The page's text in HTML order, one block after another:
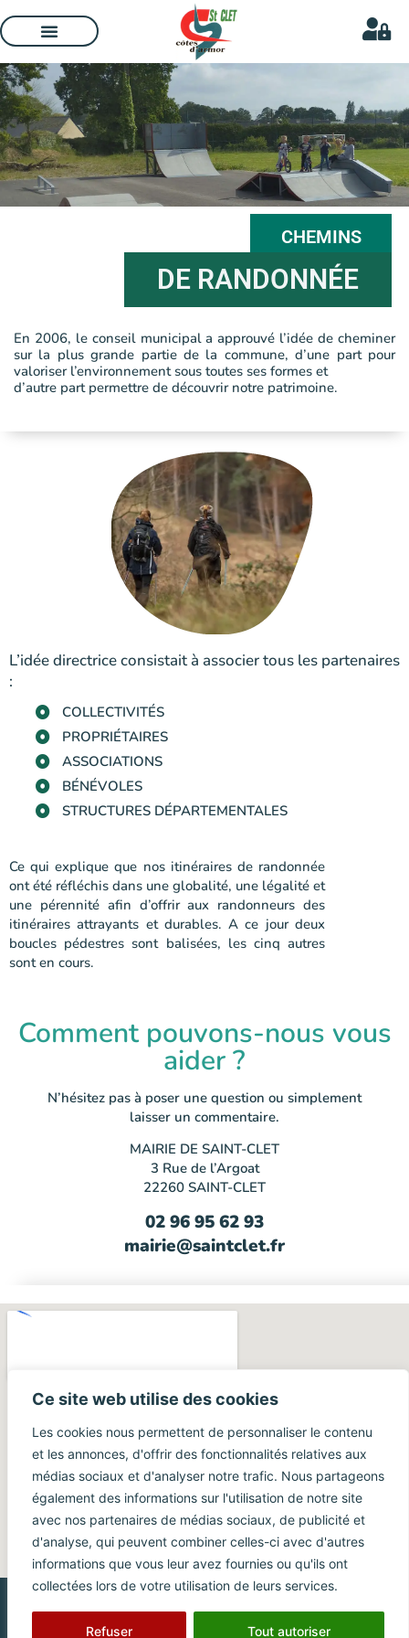
Ce site web utilise des cookies
Les cookies nous permettent de personnaliser le contenu
et les annonces, d'offrir des fonctionnalités relatives aux
médias sociaux et d'analyser notre trafic. Nous partageons
également des informations sur l'utilisation de notre site
avec nos partenaires de médias sociaux, de publicité et
d'analyse, qui peuvent combiner celles-ci avec d'autres
informations que vous leur avez fournies ou qu'ils ont
collectées lors de votre utilisation de leurs services.
Refuser Tout autoriser
CHEMINS
DE RANDONNÉE
En 2006, le conseil municipal a approuvé l’idée de cheminer
sur la plus grande partie de la commune, d’une part pour
valoriser l’environnement sous toutes ses formes et
d’autre part permettre de découvrir notre patrimoine.
L’idée directrice consistait à associer tous les partenaires
:
COLLECTIVITÉS
PROPRIÉTAIRES
ASSOCIATIONS
BÉNÉVOLES
STRUCTURES DÉPARTEMENTALES
Ce qui explique que nos itinéraires de randonnée
ont été réfléchis dans une globalité, une légalité et
une pérennité afin d’offrir aux randonneurs des
itinéraires attrayants et durables. A ce jour deux
boucles pédestres sont balisées, les cinq autres
sont en cours.
Comment pouvons-nous vous
aider ?
N’hésitez pas à poser une question ou simplement
laisser un commentaire.
MAIRIE DE SAINT-CLET
3 Rue de l’Argoat
22260 SAINT-CLET
02 96 95 62 93
mairie@saintclet.fr
Mentions légales Politique de confidentialité
© Mairie de Saint-Clet